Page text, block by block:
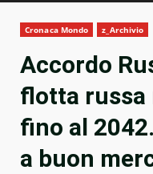
Cronaca Mondo z_Archivio
Accordo
flotta russa
fino al
a buon